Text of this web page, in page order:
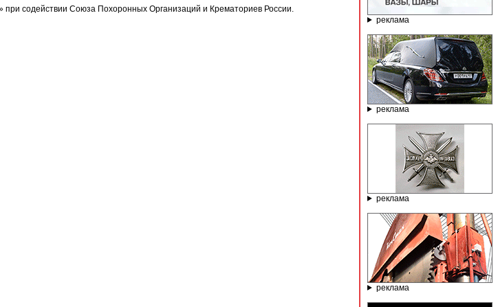
содействии Союза Похоронных Организаций и Крематориев России.
реклама
реклама
реклама
реклама